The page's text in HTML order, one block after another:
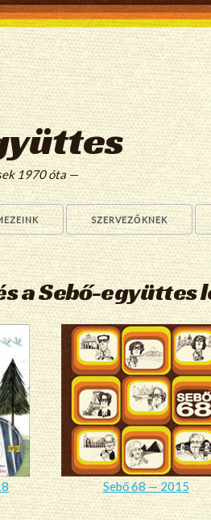
1970 óta —
SZERVEZŐKNEK
a Sebő-együttes
Sebő 68 — 2015